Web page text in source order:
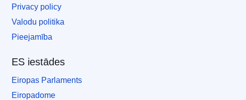
Privacy policy
Valodu politika
Pieejamība
ES iestādes
Eiropas Parlaments
Eiropadome